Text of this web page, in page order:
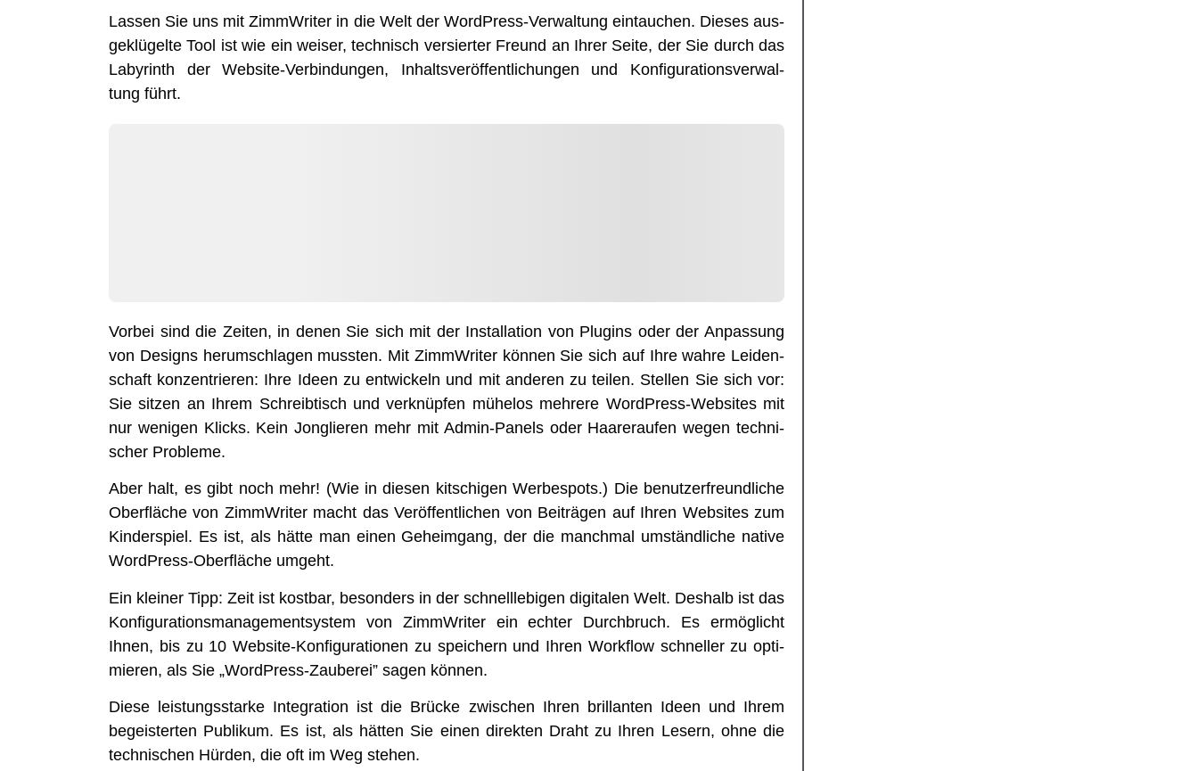
Las­sen Sie uns mit Zimm­Wri­ter in die Welt der Word­Press-Ver­wal­tung ein­tau­chen. Die­ses aus­
ge­klü­gel­te Tool ist wie ein wei­ser, tech­nisch ver­sier­ter Freund an Ihrer Sei­te, der Sie durch das
Laby­rinth der Web­site-Ver­bin­dun­gen, Inhalts­ver­öf­fent­li­chun­gen und Kon­fi­gu­ra­ti­ons­ver­wal­
tung führt.
Vor­bei sind die Zei­ten, in denen Sie sich mit der Instal­la­ti­on von Plug­ins oder der Anpas­sung
von Designs her­um­schla­gen muss­ten. Mit Zimm­Wri­ter kön­nen Sie sich auf Ihre wah­re Lei­den­
schaft kon­zen­trie­ren: Ihre Ideen zu ent­wi­ckeln und mit ande­ren zu tei­len. Stel­len Sie sich vor:
Sie sit­zen an Ihrem Schreib­tisch und ver­knüp­fen mühe­los meh­re­re Word­Press-Web­sites mit
nur weni­gen Klicks. Kein Jon­glie­ren mehr mit Admin-Panels oder Haa­re­rau­fen wegen tech­ni­
scher Probleme.
Aber halt, es gibt noch mehr! (Wie in die­sen kit­schi­gen Wer­be­spots.) Die benut­zer­freund­li­che
Ober­flä­che von Zimm­Wri­ter macht das Ver­öf­fent­li­chen von Bei­trä­gen auf Ihren Web­sites zum
Kin­der­spiel. Es ist, als hät­te man einen Geheim­gang, der die manch­mal umständ­li­che nati­ve
Word­Press-Ober­flä­che umgeht.
Ein klei­ner Tipp: Zeit ist kost­bar, beson­ders in der schnell­le­bi­gen digi­ta­len Welt. Des­halb ist das
Kon­fi­gu­ra­ti­ons­ma­nage­ment­sys­tem von Zimm­Wri­ter ein ech­ter Durch­bruch. Es ermög­licht
Ihnen, bis zu 10 Web­site-Kon­fi­gu­ra­tio­nen zu spei­chern und Ihren Work­flow schnel­ler zu opti­
mie­ren, als Sie „Word­Press-Zau­be­rei” sagen können.
Die­se leis­tungs­star­ke Inte­gra­ti­on ist die Brü­cke zwi­schen Ihren bril­lan­ten Ideen und Ihrem
begeis­ter­ten Publi­kum. Es ist, als hät­ten Sie einen direk­ten Draht zu Ihren Lesern, ohne die
tech­ni­schen Hür­den, die oft im Weg stehen.